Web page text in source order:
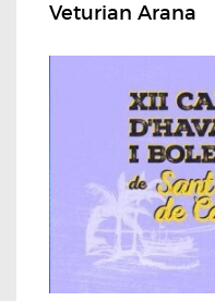
Veturian Arana